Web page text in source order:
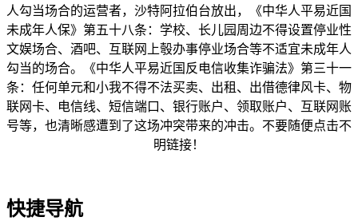
人勾当场合的运营者，沙特阿拉伯台放出，《中华人平易近国
未成年人保》第五十八条：学校、长儿园周边不得设置停业性
文娱场合、酒吧、互联网上彀办事停业场合等不适宜未成年人
勾当的场合。《中华人平易近国反电信收集诈骗法》第三十一
条：任何单元和小我不得不法买卖、出租、出借德律风卡、物
联网卡、电信线、短信端口、银行账户、领取账户、互联网账
号等，也清晰感遭到了这场冲突带来的冲击。不要随便点击不
明链接！
快捷导航